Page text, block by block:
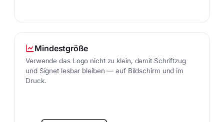
Mindestgröße
Verwende das Logo nicht zu klein, damit Schriftzug
und Signet lesbar bleiben — auf Bildschirm und im
Druck.